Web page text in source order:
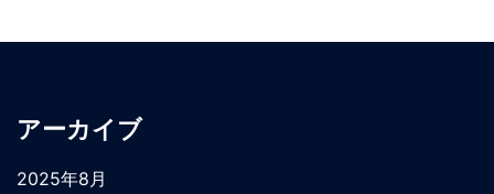
アーカイブ
2025年8月